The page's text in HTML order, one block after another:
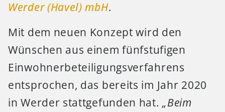
Werder (Havel) mbH.
Mit dem neuen Konzept wird den
Wünschen aus einem fünfstufigen
Einwohnerbeteiligungsverfahrens
entsprochen, das bereits im Jahr 2020
in Werder stattgefunden hat. „Beim